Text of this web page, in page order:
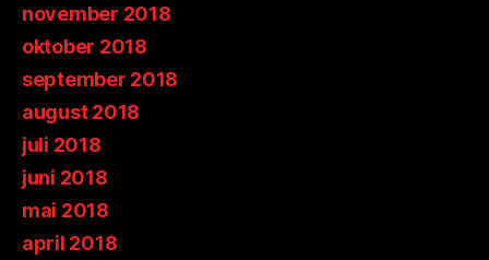
november 2018
oktober 2018
september 2018
august 2018
juli 2018
juni 2018
mai 2018
april 2018